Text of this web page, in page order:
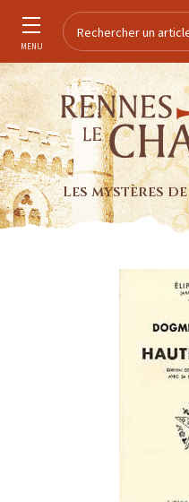
MENU
Les mystères